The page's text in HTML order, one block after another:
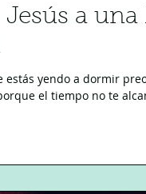
Jesús a
estás yendo a dormir
el tiempo no te